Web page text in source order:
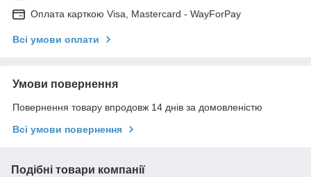
Оплата карткою Visa, Mastercard - WayForPay
Всі умови оплати
Умови повернення
Повернення товару впродовж 14 днів за домовленістю
Всі умови повернення
Подібні товари компанії